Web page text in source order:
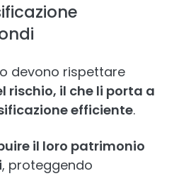
devono rispettare
rischio, il che li porta a
efficiente.
il loro patrimonio
, proteggendo